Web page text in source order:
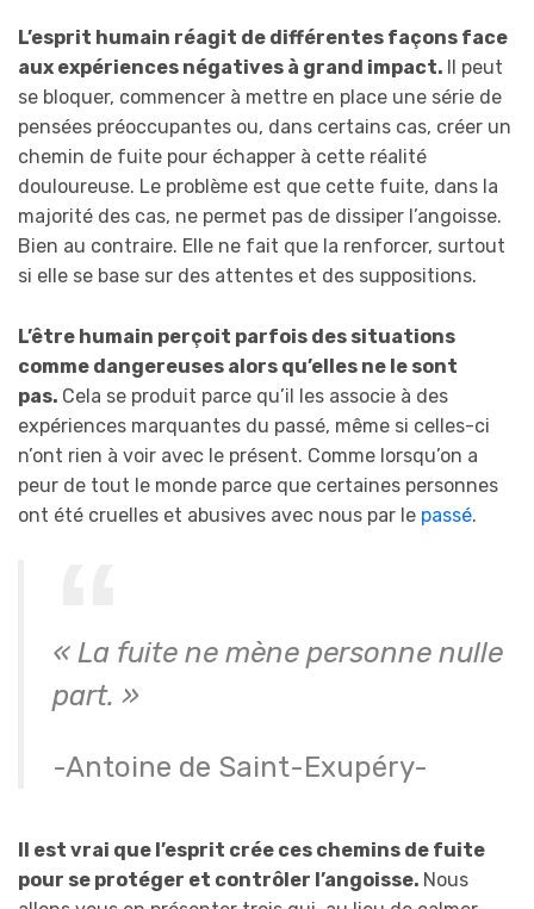
L’esprit humain réagit de différentes façons face
aux expériences négatives à grand impact. Il peut
se bloquer, commencer à mettre en place une série de
pensées préoccupantes ou, dans certains cas, créer un
chemin de fuite pour échapper à cette réalité
douloureuse. Le problème est que cette fuite, dans la
majorité des cas, ne permet pas de dissiper l’angoisse.
Bien au contraire. Elle ne fait que la renforcer, surtout
si elle se base sur des attentes et des suppositions.
L’être humain perçoit parfois des situations
comme dangereuses alors qu’elles ne le sont
pas. Cela se produit parce qu’il les associe à des
expériences marquantes du passé, même si celles-ci
n’ont rien à voir avec le présent. Comme lorsqu’on a
peur de tout le monde parce que certaines personnes
ont été cruelles et abusives avec nous par le passé.
« La fuite ne mène personne nulle
part. »
-Antoine de Saint-Exupéry-
Il est vrai que l’esprit crée ces chemins de fuite
pour se protéger et contrôler l’angoisse. Nous